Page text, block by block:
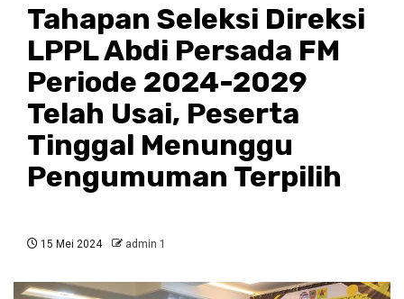
Tahapan Seleksi Direksi
LPPL Abdi Persada FM
Periode 2024-2029
Telah Usai, Peserta
Tinggal Menunggu
Pengumuman Terpilih
15 Mei 2024 admin 1